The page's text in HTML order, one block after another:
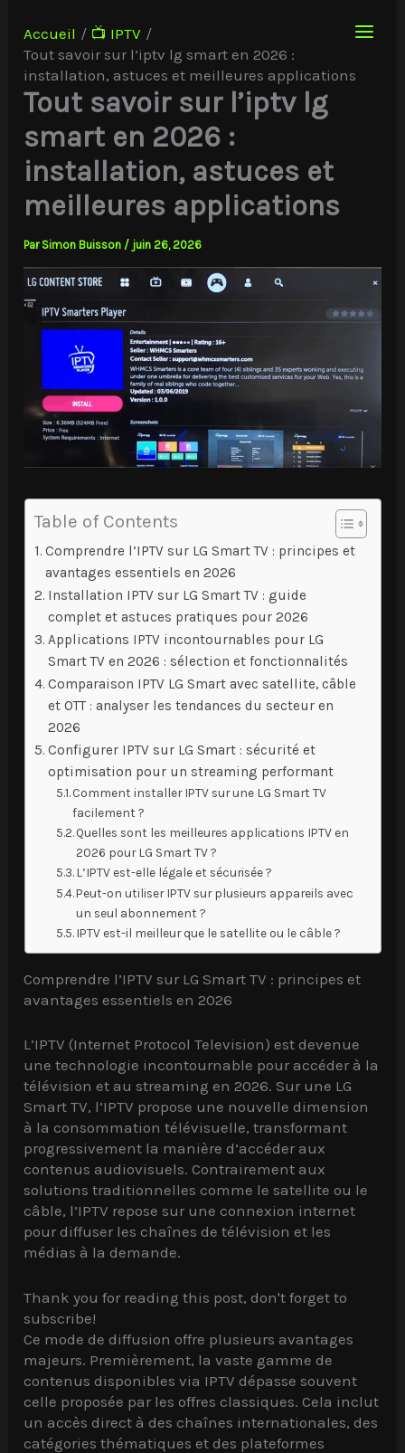
contenu
Accueil
📺 IPTV
Tout savoir sur l’iptv lg smart en 2026 :
installation, astuces et meilleures applications
Tout savoir sur l’iptv lg
smart en 2026 :
installation, astuces et
meilleures applications
Par Simon Buisson / juin 26, 2026
Table of Contents
Comprendre l’IPTV sur LG Smart TV : principes et
avantages essentiels en 2026
Installation IPTV sur LG Smart TV : guide
complet et astuces pratiques pour 2026
Applications IPTV incontournables pour LG
Smart TV en 2026 : sélection et fonctionnalités
Comparaison IPTV LG Smart avec satellite, câble
et OTT : analyser les tendances du secteur en
2026
Configurer IPTV sur LG Smart : sécurité et
optimisation pour un streaming performant
Comment installer IPTV sur une LG Smart TV
facilement ?
Quelles sont les meilleures applications IPTV en
2026 pour LG Smart TV ?
L’IPTV est-elle légale et sécurisée ?
Peut-on utiliser IPTV sur plusieurs appareils avec
un seul abonnement ?
IPTV est-il meilleur que le satellite ou le câble ?
Comprendre l’IPTV sur LG Smart TV : principes et
avantages essentiels en 2026
L’IPTV (Internet Protocol Television) est devenue
une technologie incontournable pour accéder à la
télévision et au streaming en 2026. Sur une LG
Smart TV, l’IPTV propose une nouvelle dimension
à la consommation télévisuelle, transformant
progressivement la manière d’accéder aux
contenus audiovisuels. Contrairement aux
solutions traditionnelles comme le satellite ou le
câble, l’IPTV repose sur une connexion internet
pour diffuser les chaînes de télévision et les
médias à la demande.
Thank you for reading this post, don't forget to
subscribe!
Ce mode de diffusion offre plusieurs avantages
majeurs. Premièrement, la vaste gamme de
contenus disponibles via IPTV dépasse souvent
celle proposée par les offres classiques. Cela inclut
un accès direct à des chaînes internationales, des
catégories thématiques et des plateformes